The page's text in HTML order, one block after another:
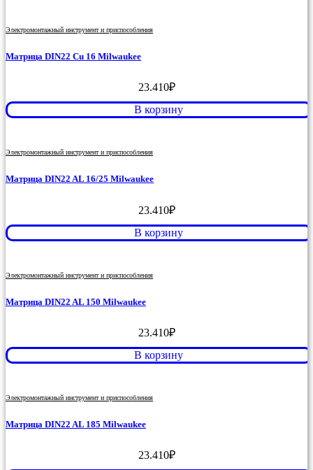
Электромонтажный инструмент и приспособления
Матрица DIN22 Cu 16 Milwaukee
23.410₽
В корзину
Электромонтажный инструмент и приспособления
Матрица DIN22 AL 16/25 Milwaukee
23.410₽
В корзину
Электромонтажный инструмент и приспособления
Матрица DIN22 AL 150 Milwaukee
23.410₽
В корзину
Электромонтажный инструмент и приспособления
Матрица DIN22 AL 185 Milwaukee
23.410₽